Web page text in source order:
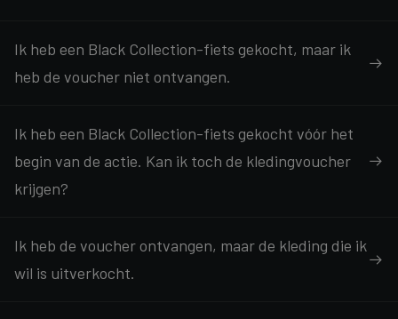
Ik heb een Black Collection-fiets gekocht, maar ik
heb de voucher niet ontvangen.
Ik heb een Black Collection-fiets gekocht vóór het
begin van de actie. Kan ik toch de kledingvoucher
krijgen?
Ik heb de voucher ontvangen, maar de kleding die ik
wil is uitverkocht.